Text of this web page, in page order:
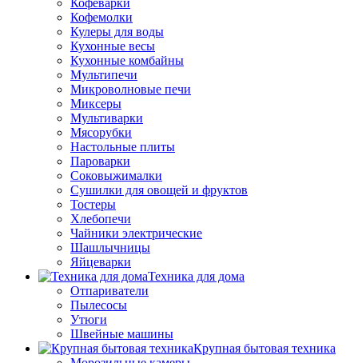
Кофеварки
Кофемолки
Кулеры для воды
Кухонные весы
Кухонные комбайны
Мультипечи
Микроволновые печи
Миксеры
Мультиварки
Мясорубки
Настольные плиты
Пароварки
Соковыжималки
Сушилки для овощей и фруктов
Тостеры
Хлебопечи
Чайники электрические
Шашлычницы
Яйцеварки
Техника для дома
Отпариватели
Пылесосы
Утюги
Швейные машины
Крупная бытовая техника